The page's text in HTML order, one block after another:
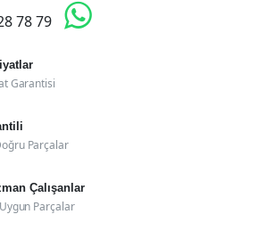
78 79 
Garantisi
Parçalar
Çalışanlar
Parçalar